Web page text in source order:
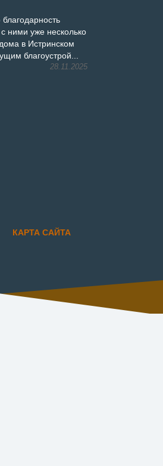
ними уже несколько
в Истринском
благоустрой...
28.11.2025
КАРТА САЙТА